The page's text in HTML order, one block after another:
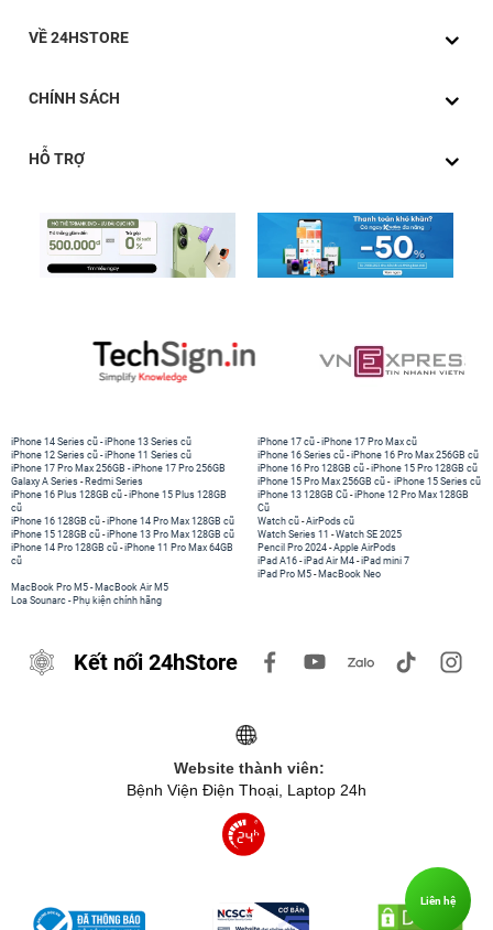
VỀ 24HSTORE
CHÍNH SÁCH
HỖ TRỢ
iPhone 14 Series cũ -iPhone 13 Series cũ
iPhone 12 Series cũ -iPhone 11 Series cũ
iPhone 17 Pro Max 256GB -iPhone 17 Pro 256GB
Galaxy A Series - Redmi Series
iPhone 17 cũ -iPhone 17 Pro Max cũ
iPhone 16 Series cũ - iPhone 16 Pro Max 256GB cũ
iPhone 16 Pro 128GB cũ -iPhone 15 Pro 128GB cũ
iPhone 15 Pro Max 256GB cũ - iPhone 15 Series cũ
iPhone 16 Plus 128GB cũ -iPhone 15 Plus 128GB
cũ
iPhone 16 128GB cũ -iPhone 14 Pro Max 128GB cũ
iPhone 15 128GB cũ -iPhone 13 Pro Max 128GB cũ
iPhone 14 Pro 128GB cũ -iPhone 11 Pro Max 64GB
cũ
iPhone 13 128GB Cũ -iPhone 12 Pro Max 128GB
Cũ
Watch cũ -AirPods cũ
Watch Series 11 -Watch SE 2025
Pencil Pro 2024 -Apple AirPods
iPad A16 -iPad Air M4 -iPad mini 7
iPad Pro M5 - MacBook Neo
MacBook Pro M5 - MacBook Air M5
Loa Sounarc - Phụ kiện chính hãng
Kết nối 24hStore
Website thành viên:
Bệnh Viện Điện Thoại, Laptop 24h
Liên hệ